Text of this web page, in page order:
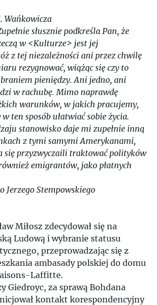
1979
1980
1981
1982
1983
1984
1986
1987
1988
Wańkowicza
słusznie podkreśla Pan, że
w <Kulturze> jest jej
z tej niezależności ani przez chwilę
rezygnować, wiążąc się czy to
braniem pieniędzy. Ani jedno, ani
w rachubę. Mimo naprawdę
warunków, w jakich pracujemy,
ten sposób ułatwiać sobie życia.
stanowisko daje mi zupełnie inną
z tymi samymi Amerykanami,
się przyzwyczaili traktować polityków
emigrantów, jako płatnych
Jerzego Stempowskiego
Miłosz zdecydował się na
Ludową i wybranie statusu
przeprowadzając się z
ambasady polskiej do domu
Laffitte.
Giedroyc, za sprawą Bohdana
kontakt korespondencyjny